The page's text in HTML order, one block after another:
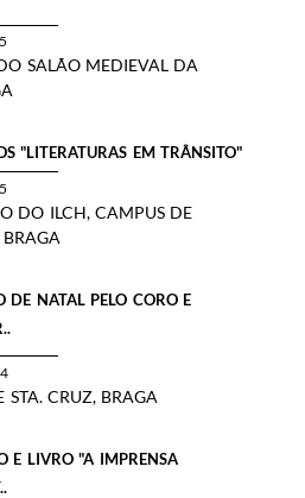
SALÃO MEDIEVAL DA
"LITERATURAS EM TRÂNSITO"
DO ILCH, CAMPUS DE
BRAGA
DE NATAL PELO CORO E
STA. CRUZ, BRAGA
E LIVRO "A IMPRENSA